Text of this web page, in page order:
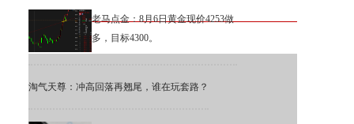
老马点金：8月6日黄金现价4253做
多，目标4300。
淘气天尊：冲高回落再翘尾，谁在玩套路？